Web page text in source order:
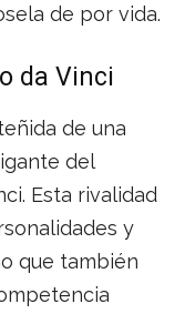
de por vida.
da Vinci
de una
del
Esta rivalidad
y
que también